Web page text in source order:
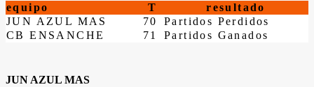
equipo T
resultado
JUN AZUL MAS
70
Partidos Perdidos
CB ENSANCHE
71 Partidos Ganados
JUN AZUL MAS